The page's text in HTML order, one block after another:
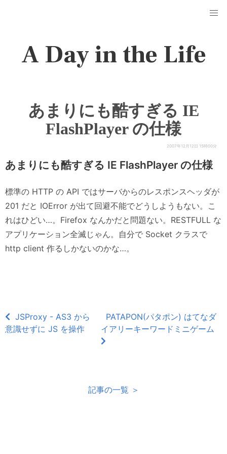
A Day in the Life
あまりにも酷すぎる IE
FlashPlayer の仕様
2007年12月12日 15時00分
あまりにも酷すぎる IE FlashPlayer の仕様
標準の HTTP の API ではサーバからのレスポンスヘッダが
201 だと IOError が出て回避不能でどうしようもない。こ
れはひどい…。Firefox なんかだと問題ない。RESTFULL な
アプリケーション全滅じゃん。自分で Socket クラスで
http client 作るしかないのかな…。
JSProxy - AS3 から
意識せずに JS を操作
PATAPON(パタポン) はてなダ
イアリーキーワードミニゲーム
記事の一覧 ＞